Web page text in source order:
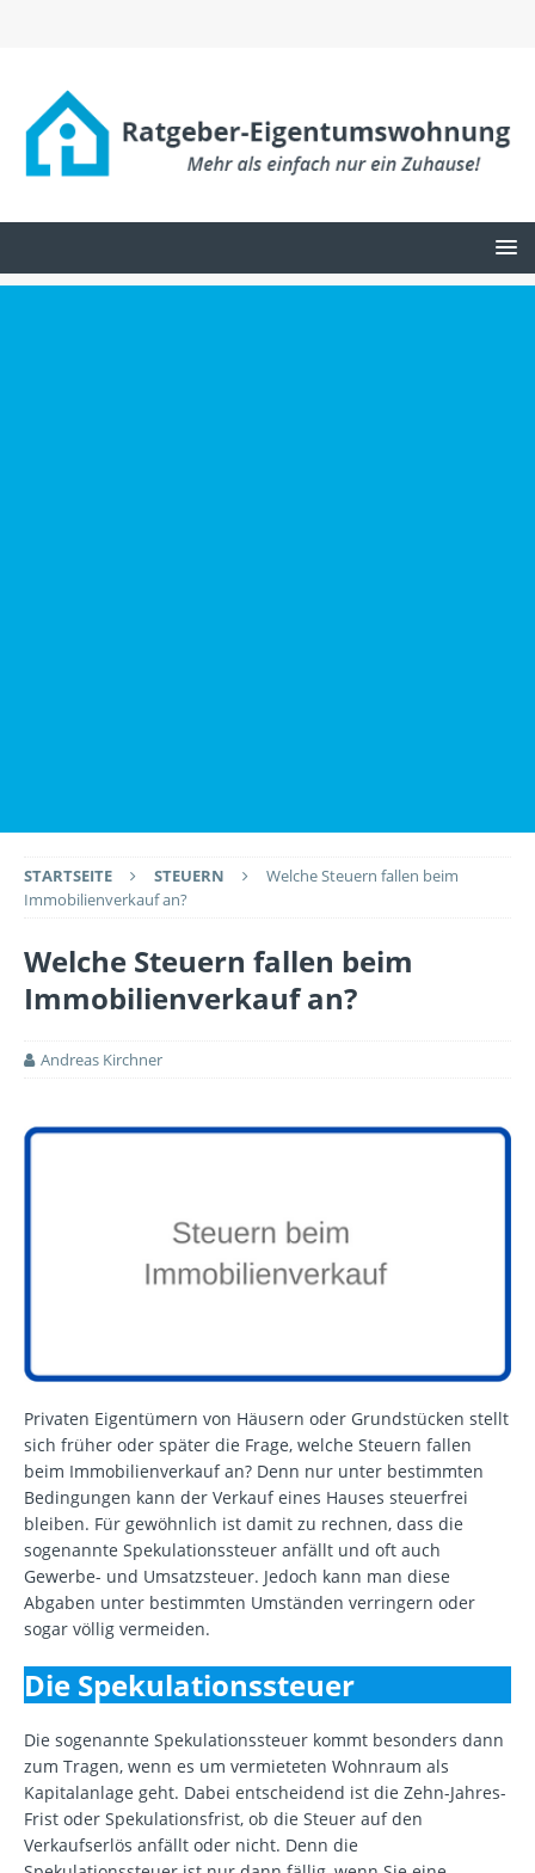
STARTSEITE STEUERN
Welche Steuern fallen beim
Immobilienverkauf an?
Welche Steuern fallen beim
Immobilienverkauf an?
Andreas Kirchner
Privaten Eigentümern von Häusern oder Grundstücken stellt
sich früher oder später die Frage, welche Steuern fallen
beim Immobilienverkauf an? Denn nur unter bestimmten
Bedingungen kann der Verkauf eines Hauses steuerfrei
bleiben. Für gewöhnlich ist damit zu rechnen, dass die
sogenannte Spekulationssteuer anfällt und oft auch
Gewerbe- und Umsatzsteuer. Jedoch kann man diese
Abgaben unter bestimmten Umständen verringern oder
sogar völlig vermeiden.
Die Spekulationssteuer
Die sogenannte Spekulationssteuer kommt besonders dann
zum Tragen, wenn es um vermieteten Wohnraum als
Kapitalanlage geht. Dabei entscheidend ist die Zehn-Jahres-
Frist oder Spekulationsfrist, ob die Steuer auf den
Verkaufserlös anfällt oder nicht. Denn die